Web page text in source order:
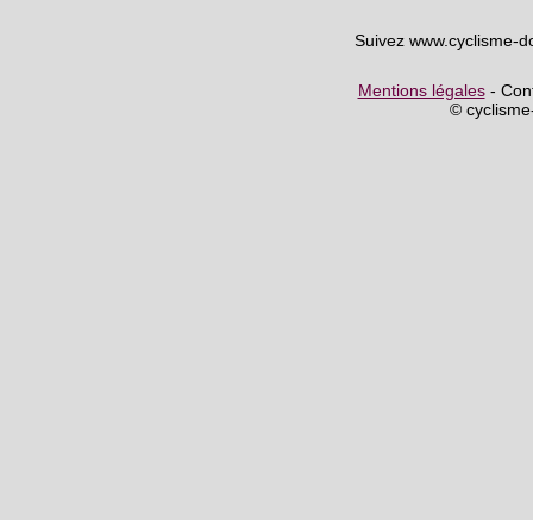
Suivez www.cyclisme-
Mentions légales-
©